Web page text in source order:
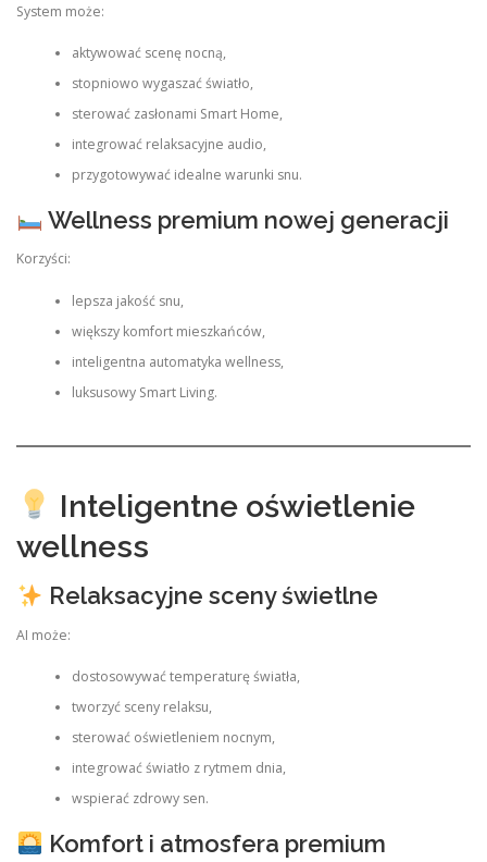
System może:
aktywować scenę nocną,
stopniowo wygaszać światło,
sterować zasłonami Smart Home,
integrować relaksacyjne audio,
przygotowywać idealne warunki snu.
Wellness premium nowej generacji
Korzyści:
lepsza jakość snu,
większy komfort mieszkańców,
inteligentna automatyka wellness,
luksusowy Smart Living.
Inteligentne oświetlenie
wellness
Relaksacyjne sceny świetlne
AI może:
dostosowywać temperaturę światła,
tworzyć sceny relaksu,
sterować oświetleniem nocnym,
integrować światło z rytmem dnia,
wspierać zdrowy sen.
Komfort i atmosfera premium